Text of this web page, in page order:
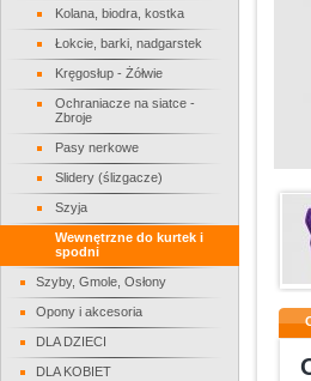
Kolana, biodra, kostka
Łokcie, barki, nadgarstek
Kręgosłup - Żółwie
Ochraniacze na siatce -
Zbroje
Pasy nerkowe
Slidery (ślizgacze)
Szyja
Wewnętrzne do kurtek i
spodni
Szyby, Gmole, Osłony
Opony i akcesoria
DLA DZIECI
DLA KOBIET